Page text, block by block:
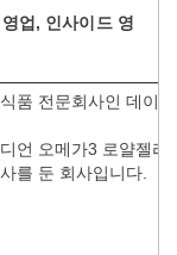
업, 인사이드 영
품 전문회사인 데이
언 오메가3 로얄젤리
를 둔 회사입니다.